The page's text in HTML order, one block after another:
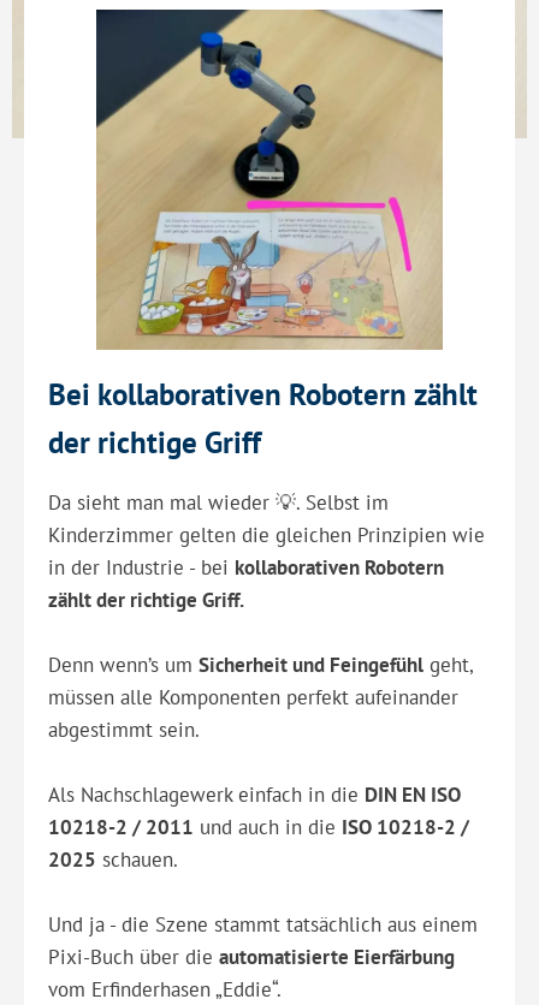
Bei kollaborativen Robotern zählt
der richtige Griff
Da sieht man mal wieder 💡. Selbst im
Kinderzimmer gelten die gleichen Prinzipien wie
in der Industrie - bei kollaborativen Robotern
zählt der richtige Griff.
Denn wenn’s um Sicherheit und Feingefühl geht,
müssen alle Komponenten perfekt aufeinander
abgestimmt sein.
Als Nachschlagewerk einfach in die DIN EN ISO
10218-2 / 2011 und auch in die ISO 10218-2 /
2025 schauen.
Und ja - die Szene stammt tatsächlich aus einem
Pixi-Buch über die automatisierte Eierfärbung
vom Erfinderhasen „Eddie“.